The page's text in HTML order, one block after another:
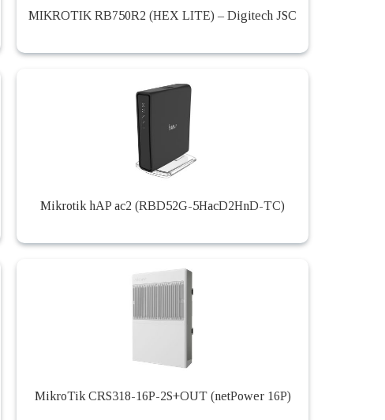
MIKROTIK RB750R2 (HEX LITE) – Digitech JSC
Mikrotik hAP ac2 (RBD52G-5HacD2HnD-TC)
MikroTik CRS318-16P-2S+OUT (netPower 16P)